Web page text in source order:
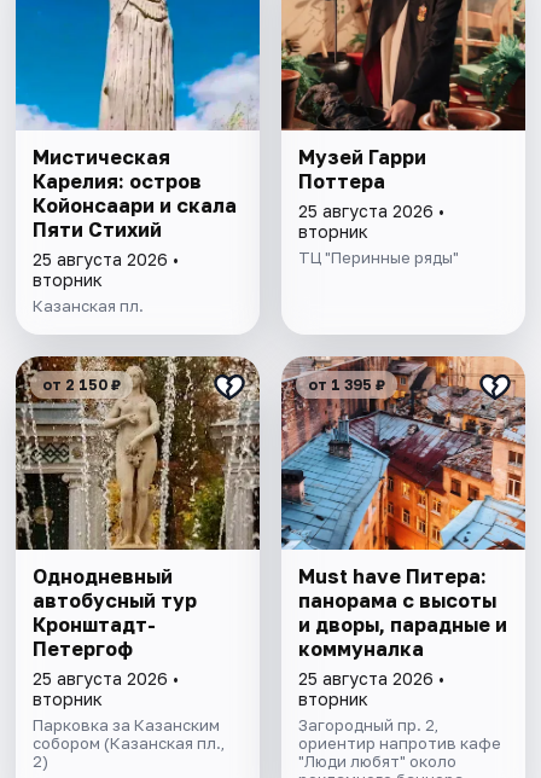
Мистическая
Карелия: остров
Койонсаари и скала
Пяти Стихий
25 августа 2026 •
вторник
Казанская пл.
Музей Гарри
Поттера
25 августа 2026 •
вторник
ТЦ "Перинные ряды"
от 2 150 ₽
Однодневный
автобусный тур
Кронштадт-
Петергоф
25 августа 2026 •
вторник
Парковка за Казанским
собором (Казанская пл.,
2)
от 1 395 ₽
Must have Питера:
панорама с высоты
и дворы, парадные и
коммуналка
25 августа 2026 •
вторник
Загородный пр. 2,
ориентир напротив кафе
"Люди любят" около